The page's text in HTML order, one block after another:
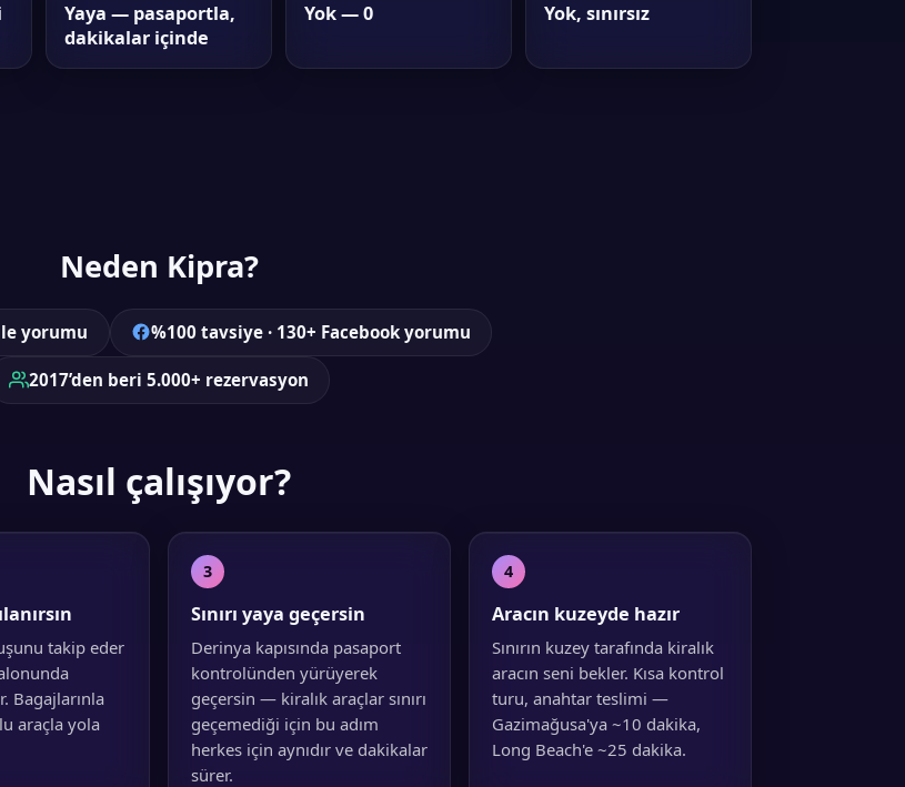
Yaya — pasaportla,
dakikalar içinde
Yok — 0 Yok, sınırsız
Neden Kipra?
yorumu %100 tavsiye · 130+ Facebook yorumu
2017’den beri 5.000+ rezervasyon
Nasıl çalışıyor?
takip eder
Bagajlarınla
araçla yola
3
Sınırı yaya geçersin
Derinya kapısında pasaport
kontrolünden yürüyerek
geçersin — kiralık araçlar sınırı
geçemediği için bu adım
herkes için aynıdır ve dakikalar
sürer.
4
Aracın kuzeyde hazır
Sınırın kuzey tarafında kiralık
aracın seni bekler. Kısa kontrol
turu, anahtar teslimi —
Gazimağusa'ya ~10 dakika,
Long Beach'e ~25 dakika.